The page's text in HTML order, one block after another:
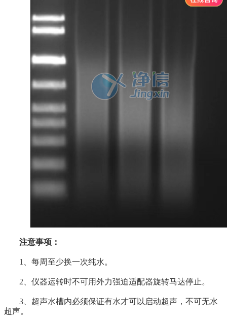
注意事项：
1、每周至少换一次纯水。
2、仪器运转时不可用外力强迫适配器旋转马达停止。
3、超声水槽内必须保证有水才可以启动超声，不可无水
超声。